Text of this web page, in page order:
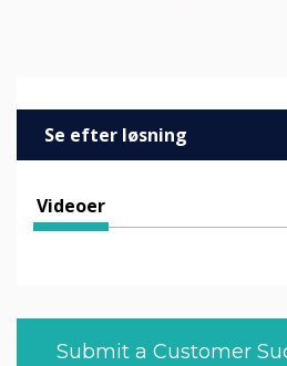
Se efter løsning
Virksomheder
Sundhed
Videoer
KUNDEHISTORIER
BLOG
Submit a Customer